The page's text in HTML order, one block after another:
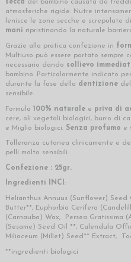
secca del bambino causata da
atmosferiche rigide. Nutre
lenisce le zone secche e screpolate di
mani ripristinando la naturale
Grazie alla pratica confezione in
Multiuso può essere portato sempre
necessario dando sollievo
bambino. Particolarmente indicato
durante la fase della dentizione
sensibile.
Formula 100% naturale e priva di
cere, oli vegetali biologici, burro di
e Miglio biologici. Senza profumo e
Tolleranza cutanea clinicamente e
pelli molto sensibili.
Confezione : 25gr.
Ingredienti INCI :
Helianthus Annuus (Sunflower)
Butter**, Euphorbia Cerifera
(Carnauba) Wax, Persea Gratissima
(Sesame) Seed Oil **, Calendula
Miliaceum (Millet) Seed** Extract,
**ingredienti biologici